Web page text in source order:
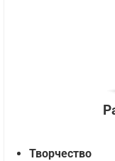
Творчество